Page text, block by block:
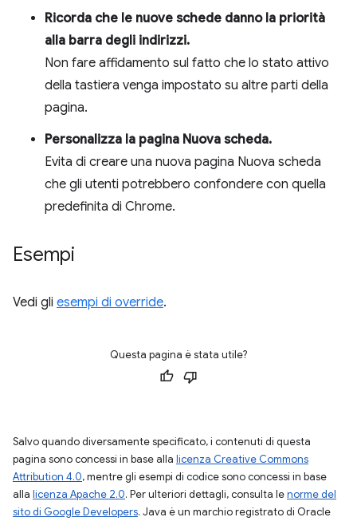
Ricorda che le nuove schede danno la priorità
alla barra degli indirizzi.
Non fare affidamento sul fatto che lo stato attivo
della tastiera venga impostato su altre parti della
pagina.
Personalizza la pagina Nuova scheda.
Evita di creare una nuova pagina Nuova scheda
che gli utenti potrebbero confondere con quella
predefinita di Chrome.
Esempi
Vedi gli esempi di override.
Questa pagina è stata utile?
Salvo quando diversamente specificato, i contenuti di questa
pagina sono concessi in base alla licenza Creative Commons
Attribution 4.0, mentre gli esempi di codice sono concessi in base
alla licenza Apache 2.0. Per ulteriori dettagli, consulta lenorme del
sito di Google Developers. Java è un marchio registrato di Oracle